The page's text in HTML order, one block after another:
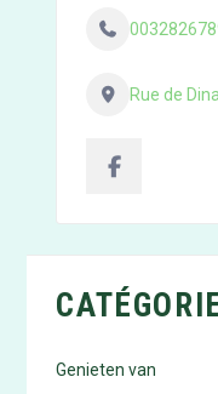
Rue de
Genieten van